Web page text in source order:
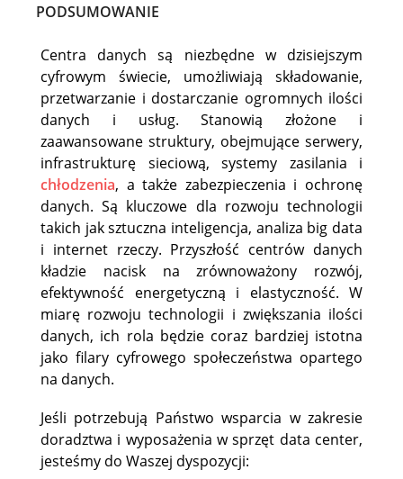
PODSUMOWANIE
Centra danych są niezbędne w dzisiejszym
cyfrowym świecie, umożliwiają składowanie,
przetwarzanie i dostarczanie ogromnych ilości
danych i usług. Stanowią złożone i
zaawansowane struktury, obejmujące serwery,
infrastrukturę sieciową, systemy zasilania i
chłodzenia, a także zabezpieczenia i ochronę
danych. Są kluczowe dla rozwoju technologii
takich jak sztuczna inteligencja, analiza big data
i internet rzeczy. Przyszłość centrów danych
kładzie nacisk na zrównoważony rozwój,
efektywność energetyczną i elastyczność. W
miarę rozwoju technologii i zwiększania ilości
danych, ich rola będzie coraz bardziej istotna
jako filary cyfrowego społeczeństwa opartego
na danych.
Jeśli potrzebują Państwo wsparcia w zakresie
doradztwa i wyposażenia w sprzęt data center,
jesteśmy do Waszej dyspozycji: